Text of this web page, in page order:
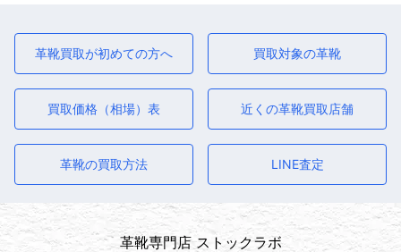
革靴買取が初めての方へ 買取対象の革靴
買取価格（相場）表 近くの革靴買取店舗
革靴の買取方法 LINE査定
革靴専門店 ストックラボ